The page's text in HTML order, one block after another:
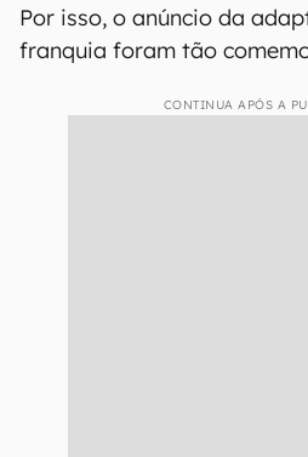
Por isso, o anúncio da
franquia foram tão
CONTINUA APÓS A